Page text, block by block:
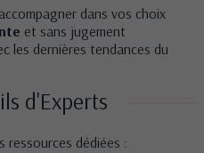
dans vos choix
et sans jugement
les dernières tendances du
d'Experts
ressources dédiées :